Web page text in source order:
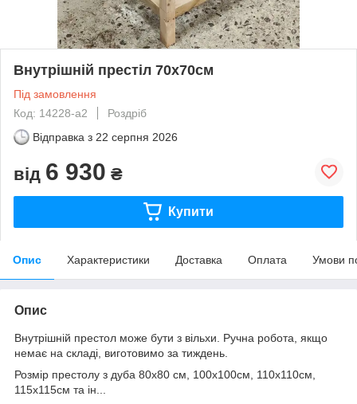
Внутрішній престіл 70х70см
Під замовлення
Код: 14228-a2
Роздріб
Відправка з 22 серпня 2026
від 6 930 ₴
Купити
Опис Характеристики Доставка Оплата Умови
Опис
Внутрішній престол може бути з вільхи. Ручна робота, якщо
немає на складі, виготовимо за тиждень.
Розмір престолу з дуба 80x80 см, 100х100см, 110х110см,
115х115см та ін...